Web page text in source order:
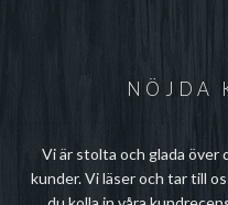
NÖJDA
Vi är stolta och glada över
kunder. Vi läser och tar till